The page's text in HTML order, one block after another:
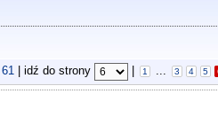
61| idź do strony 1 ... 3 4 5